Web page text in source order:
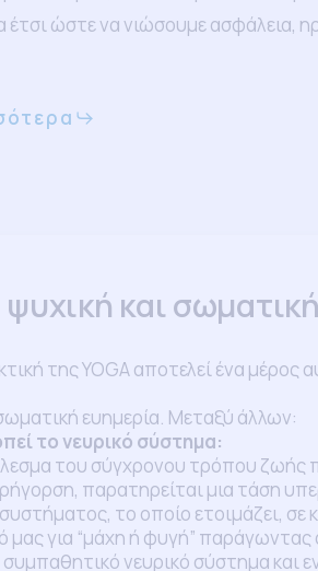
ώστε να νιώσουμε ασφάλεια,
ψυχική και
της YOGA αποτελεί ένα
ευημερία. Μεταξύ άλλων:
το νευρικό σύστημα:
του σύγχρονου τρόπου ζωής
παρατηρείται μια τάση
το οποίο ετοιμάζει,
μας για “μάχη ή φυγή” παράγωντας
συμπαθητικό νευρικό σύστημα και